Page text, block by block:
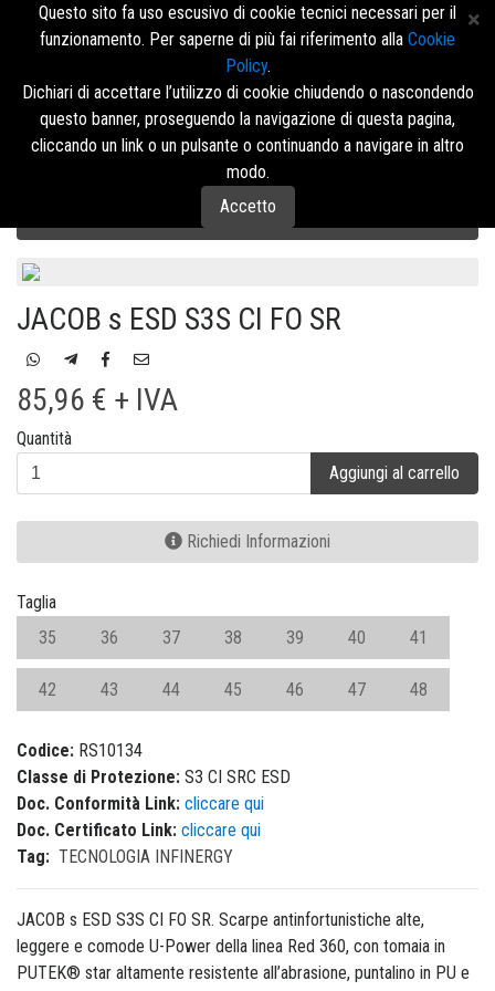
Menù
Calzature di Sicurezza U-Power RED 360
JACOB s ESD S3S CI FO SR
85,96 € + IVA
Quantità
Aggiungi al carrello
Richiedi Informazioni
Taglia
35
36 37 38 39 40 41
42 43 44 45 46 47 48
Codice: RS10134
Classe di Protezione: S3 CI SRC ESD
Doc. Conformità Link: cliccare qui
Doc. Certificato Link: cliccare qui
Tag: TECNOLOGIA INFINERGY
JACOB s ESD S3S CI FO SR. Scarpe antinfortunistiche alte,
leggere e comode U-Power della linea Red 360, con tomaia in
PUTEK® star altamente resistente all’abrasione, puntalino in PU e
Questo sito fa uso escusivo di cookie tecnici necessari per il
funzionamento. Per saperne di più fai riferimento alla Cookie
Policy.
Dichiari di accettare l’utilizzo di cookie chiudendo o nascondendo
questo banner, proseguendo la navigazione di questa pagina,
cliccando un link o un pulsante o continuando a navigare in altro
modo.
Accetto